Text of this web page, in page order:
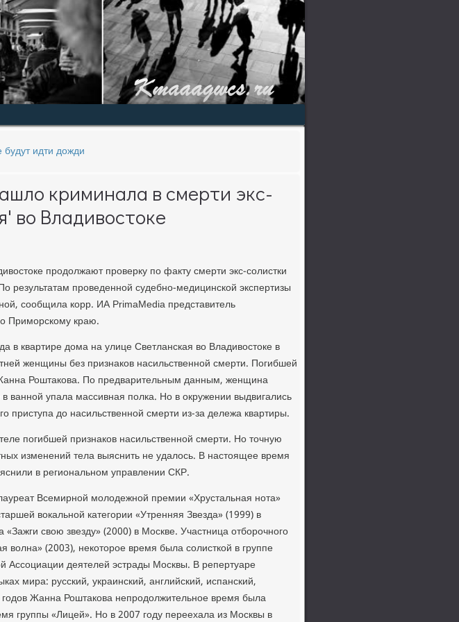
идти дожди
криминала в смерти экс-
во Владивостоке
продолжают проверку по факту смерти экс-солистки
результатам проведенной судебно-медицинской экспертизы
сообщила корр. ИА PrimaMedia представитель
Приморскому краю.
в квартире дома на улице Светланская во Владивостоке в
женщины без признаков насильственной смерти. Погибшей
Роштакова. По предварительным данным, женщина
ванной упала массивная полка. Но в окружении выдвигались
приступа до насильственной смерти из-за дележа квартиры.
погибшей признаков насильственной смерти. Но точную
изменений тела выяснить не удалось. В настоящее время
в региональном управлении СКР.
Всемирной молодежной премии «Хрустальная нота»
вокальной категории «Утренняя Звезда» (1999) в
свою звезду» (2000) в Москве. Участница отборочного
волна» (2003), некоторое время была солисткой в группе
деятелей эстрады Москвы. В репертуаре
мира: русский, украинский, английский, испанский,
Жанна Роштакова непродолжительное время была
группы «Лицей». Но в 2007 году переехала из Москвы в